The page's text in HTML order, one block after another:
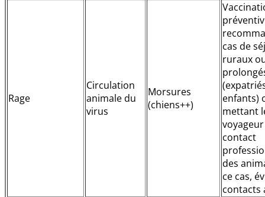
Rage
Circulation
animale du
virus
Morsures
(chiens++)
cas de
ruraux
enfants)
mettant
contact
des
ce cas,
contacts